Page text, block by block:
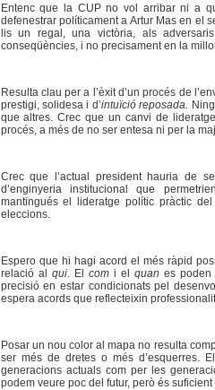
Entenc que la CUP no vol arribar ni a
defenestrar políticament a Artur Mas en el
lis un regal, una victòria, als
conseqüències, i no precisament en la
Resulta clau per a l’èxit d’un procés de
prestigi, solidesa i d’intuïció reposada.
que altres. Crec que un canvi de
procés, a més de no ser entesa ni per la
Crec que l’actual president hauria de
d’enginyeria institucional que
mantingués el lideratge polític pràctic
eleccions.
Espero que hi hagi acord el més ràpid
relació al qui. El comi el quan es poden
precisió en estar condicionats pel
espera acords que reflecteixin
Posar un nou color al mapa no resulta
ser més de dretes o més d’esquerres.
generacions actuals com per les
podem veure poc del futur, però és